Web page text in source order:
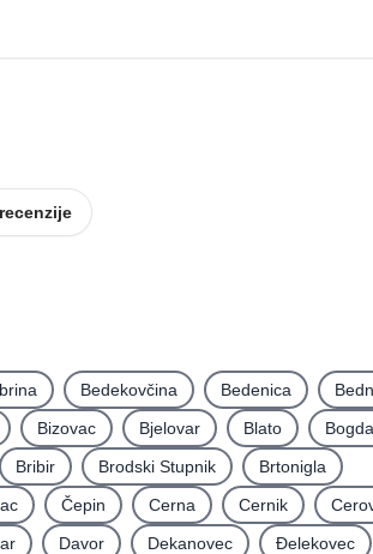
Bedekovčina Bedenica
Bizovac Bjelovar Blato
Bribir Brodski Stupnik
Brtonigla
Čepin Cerna Cernik
Davor Dekanovec
Ðelekovec